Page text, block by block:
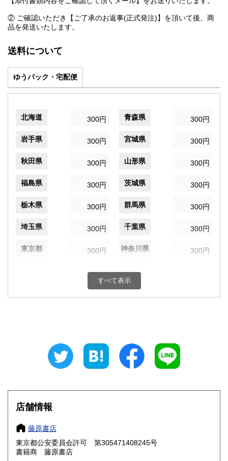
② ご確認いただき【ご了承のお返事(正式発注)】を頂いて後、商
品を発送いたします。
送料について
ゆうパック・宅配便
北海道 300円 青森県 300円
岩手県 300円 宮城県 300円
秋田県 300円 山形県 300円
福島県 300円 茨城県 300円
栃木県 300円 群馬県 300円
埼玉県 300円 千葉県 300円
東京都 300円 神奈川県 300円
300円 富山県
300円 三重県
大阪府
奈良県
鳥取県 300円 島根県
すべて表示
店舗情報
藤原書店
東京都公安委員会許可 第305471408245号
書籍商 藤原書店